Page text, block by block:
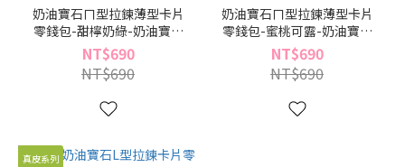
奶油寶石ㄇ型拉鍊薄型卡片
零錢包-甜檸奶綠-奶油寶石
系列(BB96486-29)
NT$690
NT$690
奶油寶石ㄇ型拉鍊薄型卡片
零錢包-蜜桃可露-奶油寶石
系列(BB96486-19)
NT$690
NT$690
真皮系列